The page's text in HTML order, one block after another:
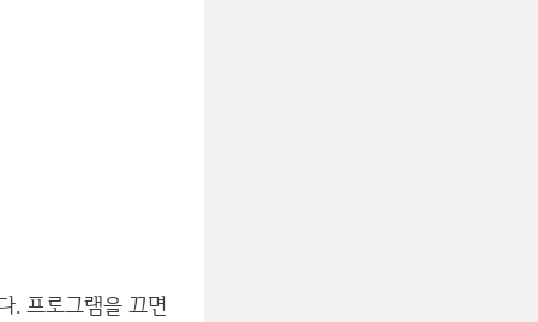
. 프로그램을 끄면